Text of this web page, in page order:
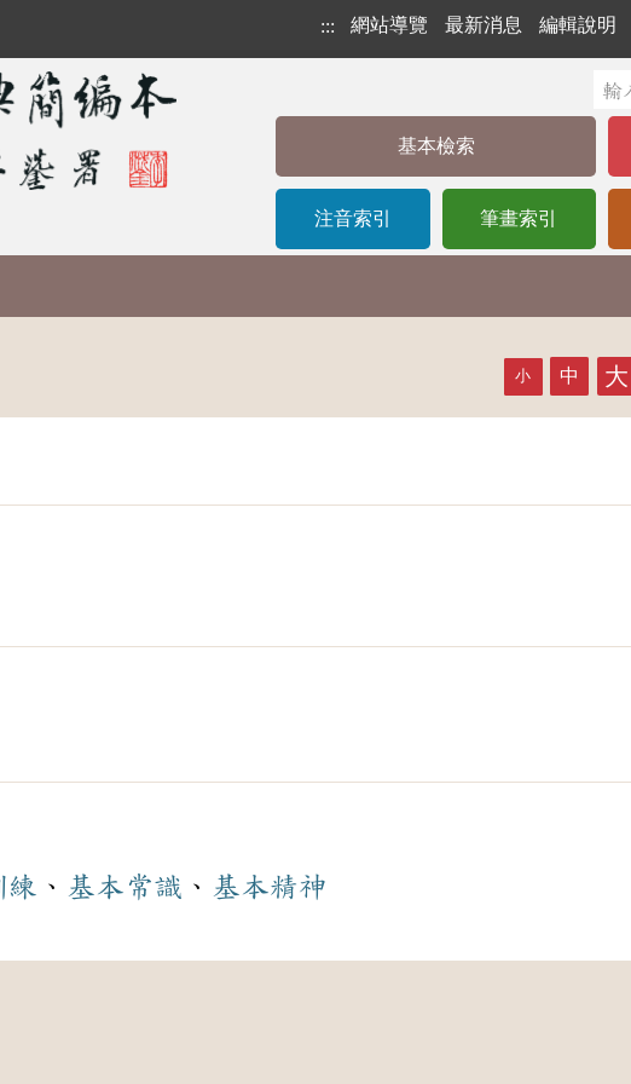
::: 網站導覽 最新消息 編輯說明
基本檢索
注音索引 筆畫索引
小 中 大
練 、 基本 常識 、 基本精神